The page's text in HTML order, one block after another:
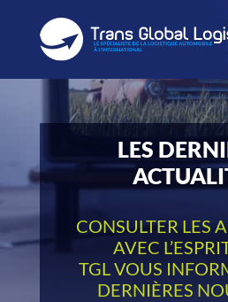
LES
CONSULTER LES
AVEC
TGL VOUS
DERNIÈRES